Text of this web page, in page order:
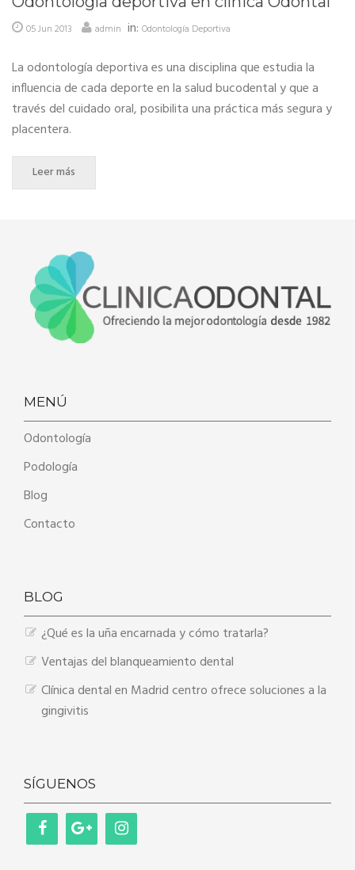
05 Jun 2013 admin in: Odontología Deportiva
La odontología deportiva es una disciplina que estudia la
influencia de cada deporte en la salud bucodental y que a
través del cuidado oral, posibilita una práctica más segura y
placentera.
Leer más
MENÚ
Odontología
Podología
Blog
Contacto
BLOG
¿Qué es la uña encarnada y cómo tratarla?
Ventajas del blanqueamiento dental
Clínica dental en Madrid centro ofrece soluciones a la
gingivitis
SÍGUENOS